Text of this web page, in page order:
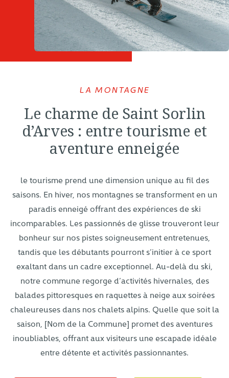
LA MONTAGNE
Le charme de Saint Sorlin
d’Arves : entre tourisme et
aventure enneigée
le tourisme prend une dimension unique au fil des
saisons. En hiver, nos montagnes se transforment en un
paradis enneigé offrant des expériences de ski
incomparables. Les passionnés de glisse trouveront leur
bonheur sur nos pistes soigneusement entretenues,
tandis que les débutants pourront s’initier à ce sport
exaltant dans un cadre exceptionnel. Au-delà du ski,
notre commune regorge d’activités hivernales, des
balades pittoresques en raquettes à neige aux soirées
chaleureuses dans nos chalets alpins. Quelle que soit la
saison, [Nom de la Commune] promet des aventures
inoubliables, offrant aux visiteurs une escapade idéale
entre détente et activités passionnantes.